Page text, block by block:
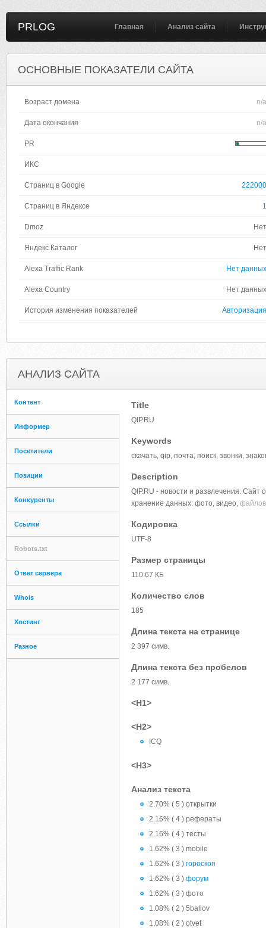
PRLOG Главная Анализ сайта
ОСНОВНЫЕ ПОКАЗАТЕЛИ САЙТА
Возраст домена n/a
Дата окончания n/a
PR
ИКС
Страниц в Google 222000
Страниц в Яндексе 1
Dmoz Нет
Яндекс Каталог Нет
Alexa Traffic Rank Нет данных
Alexa Country Нет данных
История изменения показателей Авторизация
АНАЛИЗ САЙТА
Контент
Информер
Посетители
Позиции
Конкуренты
Ссылки
Robots.txt
Ответ сервера
Whois
Хостинг
Разное
Title
QIP.RU
Keywords
скачать, qip, почта, поиск, звонки,
Description
QIP.RU - новости и развлечения. Сайт
хранение данных: фото, видео,
Кодировка
UTF-8
Размер страницы
110.67 КБ
Количество слов
185
Длина текста на странице
2 397 симв.
Длина текста без пробелов
2 177 симв.
<H1>
<H2>
ICQ
<H3>
Анализ текста
2.70% ( 5 ) открытки
2.16% ( 4 ) рефераты
2.16% ( 4 ) тесты
1.62% ( 3 ) mobile
1.62% ( 3 ) гороскоп
1.62% ( 3 ) форум
1.62% ( 3 ) фото
1.08% ( 2 ) 5ballov
1.08% ( 2 ) otvet